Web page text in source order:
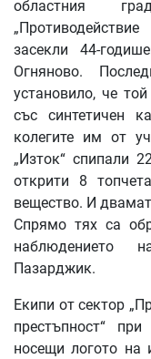
областния
засекли 44-
Огняново.
установило, че
със синтетичен
колегите им от
„Изток“ спипали
открити 8
вещество. И
Спрямо тях са
наблюдението
Пазарджик.
Екипи от сектор
престъпност“
носещи логото на